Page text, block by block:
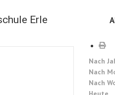
Nach
Nach
Nach